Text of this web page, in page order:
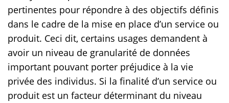
pertinentes pour répondre à des objectifs définis
dans le cadre de la mise en place d’un service ou
produit. Ceci dit, certains usages demandent à
avoir un niveau de granularité de données
important pouvant porter préjudice à la vie
privée des individus. Si la finalité d’un service ou
produit est un facteur déterminant du niveau